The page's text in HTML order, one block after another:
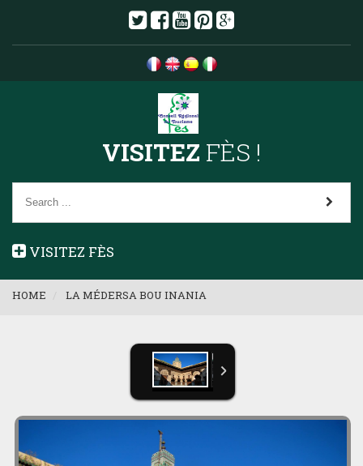
VISITEZ FÈS !
VISITEZ FÈS
HOME LA MÉDERSA BOU INANIA